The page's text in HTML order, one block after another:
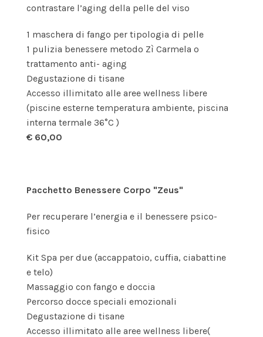
contrastare l’aging della pelle del viso
1 maschera di fango per tipologia di pelle
1 pulizia benessere metodo Zì Carmela o
trattamento anti- aging
Degustazione di tisane
Accesso illimitato alle aree wellness libere
(piscine esterne temperatura ambiente, piscina
interna termale 36°C )
€ 60,00
Pacchetto Benessere Corpo "Zeus"
Per recuperare l’energia e il benessere psico-
fisico
Kit Spa per due (accappatoio, cuffia, ciabattine
e telo)
Massaggio con fango e doccia
Percorso docce speciali emozionali
Degustazione di tisane
Accesso illimitato alle aree wellness libere(